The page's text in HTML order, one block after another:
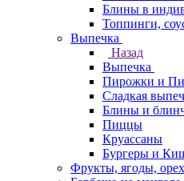
Блины в
Топпинги,
Выпечка
Назад
Выпечка
Пирожки и
Сладкая
Блины и
Пиццы
Круасcаны
Бургеры и
Фрукты, ягоды,